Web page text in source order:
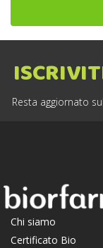
Resta aggiornato
Chi siamo
Certificato Bio